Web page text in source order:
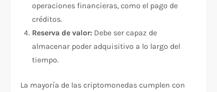
operaciones financieras, como el pago de
créditos.
Reserva de valor: Debe ser capaz de
almacenar poder adquisitivo a lo largo del
tiempo.
La mayoría de las criptomonedas cumplen con